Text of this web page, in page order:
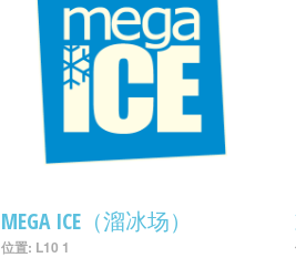
MEGA ICE（溜冰场）
位置: L10 1